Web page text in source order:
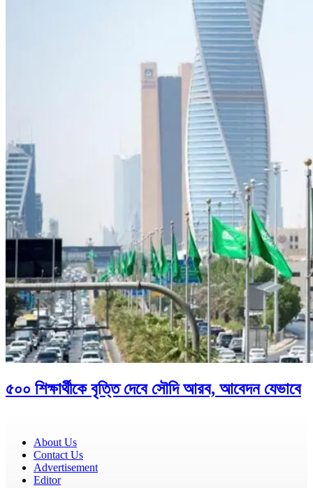
৫০০ শিক্ষার্থীকে বৃত্তি দেবে সৌদি আরব, আবেদন যেভাবে
About Us
Contact Us
Advertisement
Editor